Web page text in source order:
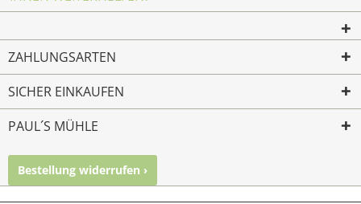
ZAHLUNGSARTEN
SICHER EINKAUFEN
PAUL´S MÜHLE
Bestellung widerrufen ›